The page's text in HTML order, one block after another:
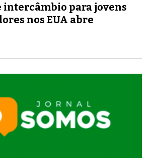
intercâmbio para jovens
nos EUA abre